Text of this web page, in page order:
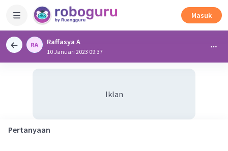
Masuk
Raffasya A
10 Januari 2023 09:37
Iklan
Pertanyaan